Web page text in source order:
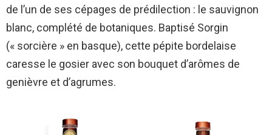
de l’un de ses cépages de prédilection : le sauvignon
blanc, complété de botaniques. Baptisé Sorgin
(« sorcière » en basque), cette pépite bordelaise
caresse le gosier avec son bouquet d’arômes de
genièvre et d’agrumes.